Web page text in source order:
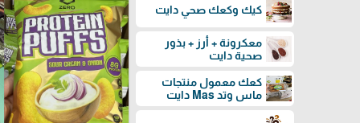
كيك وكعك صحي دايت
معكرونة + أرز + بذور
صحية دايت
كعك معمول منتجات
ماس وتد Mas دايت